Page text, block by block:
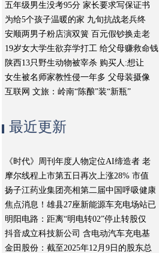
五年级男生没考95分 家长要求写保证书
为给5个孩子温暖的家 九旬抗战老兵终
安顺两男子粉店演双簧 百元假钞换走老
19岁女大学生欲弃学打工 给父母赚救命钱
陕西13只野生动物被宰杀 购买人:想让
女生被名师家教性侵一年多 父母装摄像
互联网 文旅：岭南“陈酿”装“新瓶”
最近更新
《时代》周刊年度人物定位AI缔造者 老
摩尔线程上市第五日再次上涨28% 市值
扬子江药业集团亮相第二届中国呼吸健康
焦点消息！雄县27座新能源车充电场站已
明阳电路：距离“明电转02”停止转股仅
抖音成立科技新公司 含电动汽车充电基
金田股份：截至2025年12月9日的股东总